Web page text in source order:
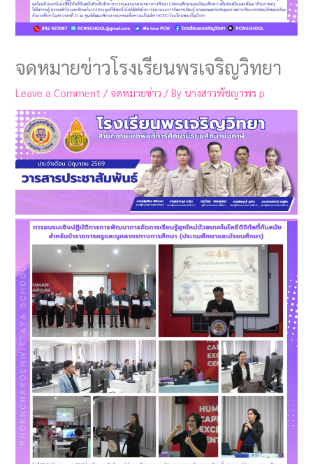
จดหมายข่าวโรงเรียนพรเจริญวิทยา
Leave a Comment / จดหมายข่าว / Byนางสาวพัชญาพร p